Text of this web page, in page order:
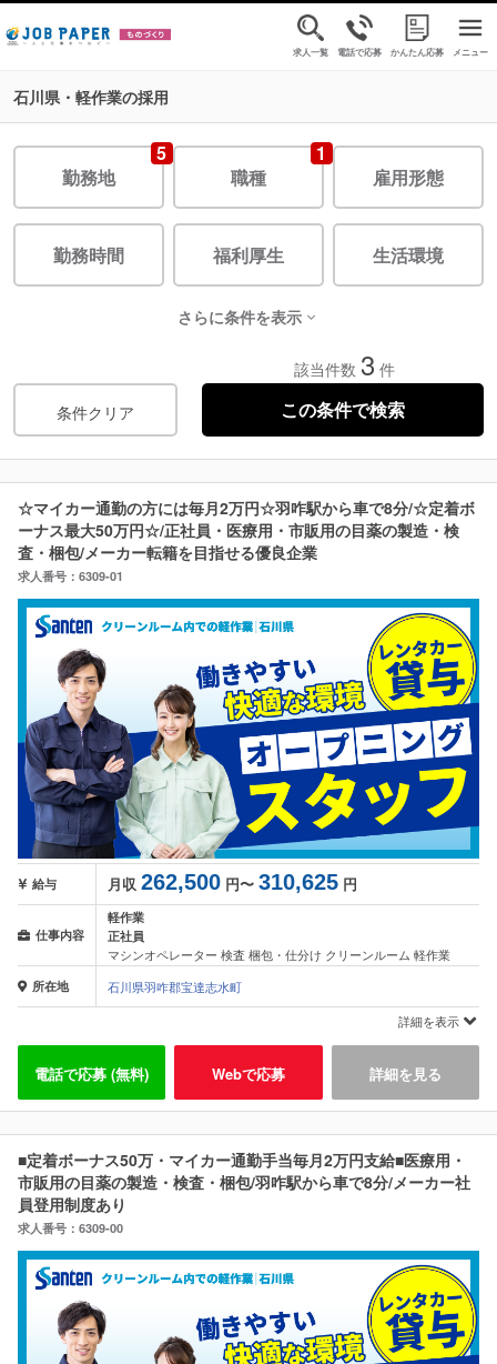
求人一覧 電話で応募 かんたん応募 メニュー
石川県・軽作業の採用
5
勤務地
1
職種
雇用形態
勤務時間 福利厚生 生活環境
さらに条件を表示
条件クリア
該当件数 3 件
☆マイカー通勤の方には毎月2万円☆羽咋駅から車で8分/☆定着ボ
ーナス最大50万円☆/正社員・医療用・市販用の目薬の製造・検
査・梱包/メーカー転籍を目指せる優良企業
求人番号：6309-01
給与 月収 262,500 円〜 310,625 円
仕事内容
軽作業
正社員
マシンオペレーター 検査 梱包・仕分け クリーンルーム 軽作業
所在地
石川県羽咋郡宝達志水町
詳細を表示
電話で応募 (無料) Webで応募 詳細を見る
■定着ボーナス50万・マイカー通勤手当毎月2万円支給■医療用・
市販用の目薬の製造・検査・梱包/羽咋駅から車で8分/メーカー社
員登用制度あり
求人番号：6309-00